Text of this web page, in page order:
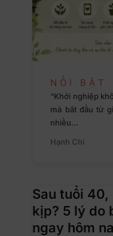
NỔI BẬT
“Khởi nghiệp
mà bắt đầu từ
nhiều…
Hạnh Chi
Sau tuổi
kịp? 5 lý do
ngay hôm